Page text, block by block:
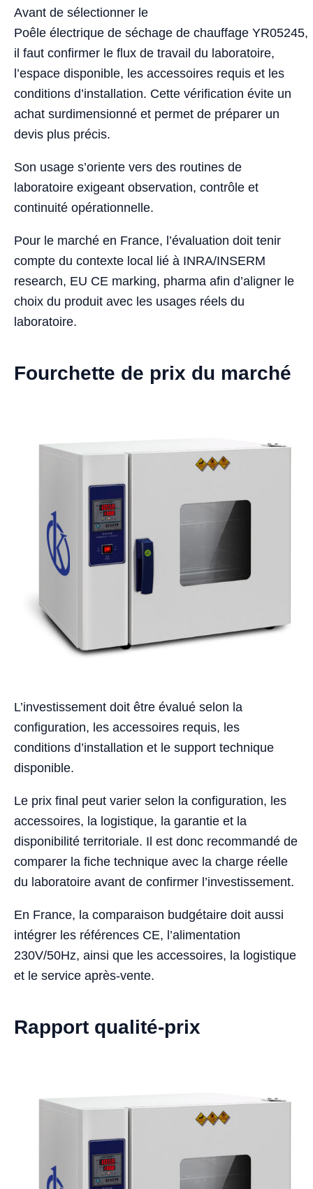
Avant de sélectionner le
Poêle électrique de séchage de chauffage YR05245,
il faut confirmer le flux de travail du laboratoire,
l’espace disponible, les accessoires requis et les
conditions d’installation. Cette vérification évite un
achat surdimensionné et permet de préparer un
devis plus précis.
Son usage s’oriente vers des routines de
laboratoire exigeant observation, contrôle et
continuité opérationnelle.
Pour le marché en France, l’évaluation doit tenir
compte du contexte local lié à INRA/INSERM
research, EU CE marking, pharma afin d’aligner le
choix du produit avec les usages réels du
laboratoire.
Fourchette de prix du marché
L’investissement doit être évalué selon la
configuration, les accessoires requis, les
conditions d’installation et le support technique
disponible.
Le prix final peut varier selon la configuration, les
accessoires, la logistique, la garantie et la
disponibilité territoriale. Il est donc recommandé de
comparer la fiche technique avec la charge réelle
du laboratoire avant de confirmer l’investissement.
En France, la comparaison budgétaire doit aussi
intégrer les références CE, l’alimentation
230V/50Hz, ainsi que les accessoires, la logistique
et le service après-vente.
Rapport qualité-prix